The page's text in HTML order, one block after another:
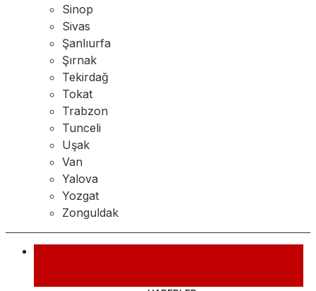
Sinop
Sivas
Şanlıurfa
Şırnak
Tekirdağ
Tokat
Trabzon
Tunceli
Uşak
Van
Yalova
Yozgat
Zonguldak